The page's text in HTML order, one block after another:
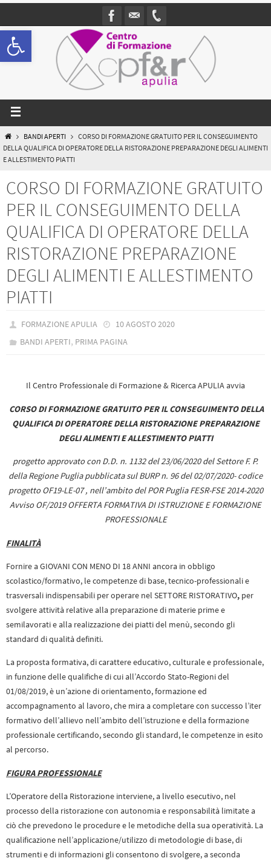
Open toolbar
BANDI APERTI
CORSO DI FORMAZIONE GRATUITO PER IL CONSEGUIMENTO
DELLA QUALIFICA DI OPERATORE DELLA RISTORAZIONE PREPARAZIONE DEGLI ALIMENTI
E ALLESTIMENTO PIATTI
CORSO DI FORMAZIONE GRATUITO
PER IL CONSEGUIMENTO DELLA
QUALIFICA DI OPERATORE DELLA
RISTORAZIONE PREPARAZIONE
DEGLI ALIMENTI E ALLESTIMENTO
PIATTI
FORMAZIONE APULIA
10 AGOSTO 2020
BANDI APERTI, PRIMA PAGINA
Il Centro Professionale di Formazione & Ricerca APULIA avvia
CORSO DI FORMAZIONEGRATUITOPER IL CONSEGUIMENTO DELLA
QUALIFICA DIOPERATORE DELLA RISTORAZIONEPREPARAZIONE
DEGLI ALIMENTI E ALLESTIMENTO PIATTI
progetto approvato con D.D. n. 1132 del 23/06/2020 delSettore F. P.
della Regione Puglia pubblicata sul BURP n. 96 del 02/07/2020- codice
progetto OF19-LE-07 , nell’ambito del POR Puglia FESR-FSE 2014-2020
Avviso OF/2019 OFFERTA FORMATIVA DI ISTRUZIONE E FORMAZIONE
PROFESSIONALE
FINALITÀ
Fornire a GIOVANI CON MENO DI 18 ANNI ancora in obbligo
scolastico/formativo, le competenze di base, tecnico-professionali e
trasversali indispensabili per operare nel SETTORE RISTORATIVO, per
svolgere attività relative alla preparazione di materie prime e
semilavorati e alla realizzazione dei piatti del menù, secondo gli
standard di qualità definiti.
La proposta formativa, di carattere educativo, culturale e professionale,
in funzione delle qualifiche di cui all’Accordo Stato-Regioni del
01/08/2019, è un’azione di orientamento, formazione ed
accompagnamento al lavoro, che mira a completare con successo l’iter
formativo dell’allievo nell’ambito dell’istruzione e della formazione
professionale certificando, secondo gli standard, le competenze in esito
al percorso.
FIGURA PROFESSIONALE
L’Operatore della Ristorazione interviene, a livello esecutivo, nel
processo della ristorazione con autonomia e responsabilità limitate a
ciò che prevedono le procedure e le metodiche della sua operatività. La
qualificazione nell’applicazione/utilizzo di metodologie di base, di
strumenti e di informazioni gli consentono di svolgere, a seconda